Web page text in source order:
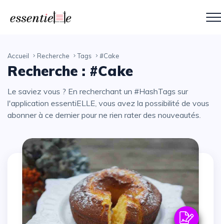
Accueil Recherche Tags #Cake
Recherche : #Cake
Le saviez vous ? En recherchant un #HashTags sur
l'application essentiELLE, vous avez la possibilité de vous
abonner à ce dernier pour ne rien rater des nouveautés.